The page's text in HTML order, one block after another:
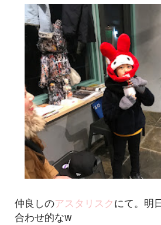
仲良しのアスタリスクにて。明
合わせ的なw